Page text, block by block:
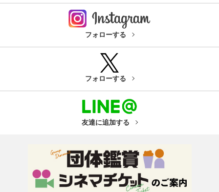
フォローする
フォローする
友達に追加する